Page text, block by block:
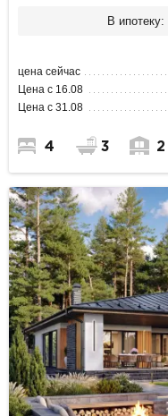
В ипотеку:
цена сейчас
Цена с 16.08
Цена с 31.08
4 3 2